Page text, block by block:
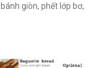
bánh giòn, phết lớp bơ,